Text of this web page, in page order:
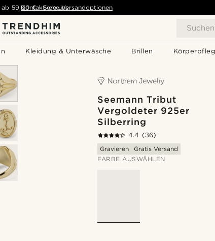
Suchen
Kleidung & Unterwäsche Brillen
ab 59,00 € - Siehe Versandoptionen
Kontaktiere uns
Seemann Tribut
Vergoldeter 925er
Silberring
4.4 (36)
Gravieren
Gratis Versand
FARBE AUSWÄHLEN